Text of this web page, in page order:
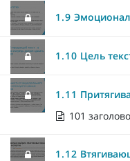
1.9
1.10 Цель
1.11
101
1.12